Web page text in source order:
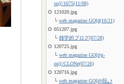
ou]//1675(11/08)
121020.jpg
└ web magazine GO[d(10/21)
051207.jpg
└ 雑学的ブログ(07/28)
120725.jpg
└ web magazine GO[dʒi-
ou]//CLONe(07/26)
120716.jpg
└ web magazine GO[dﾊ段｡ｧ